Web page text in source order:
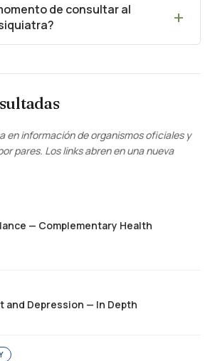
de consultar al
en información de organismos oficiales y
pares. Los links abren en una nueva
— Complementary Health
and Depression — In Depth